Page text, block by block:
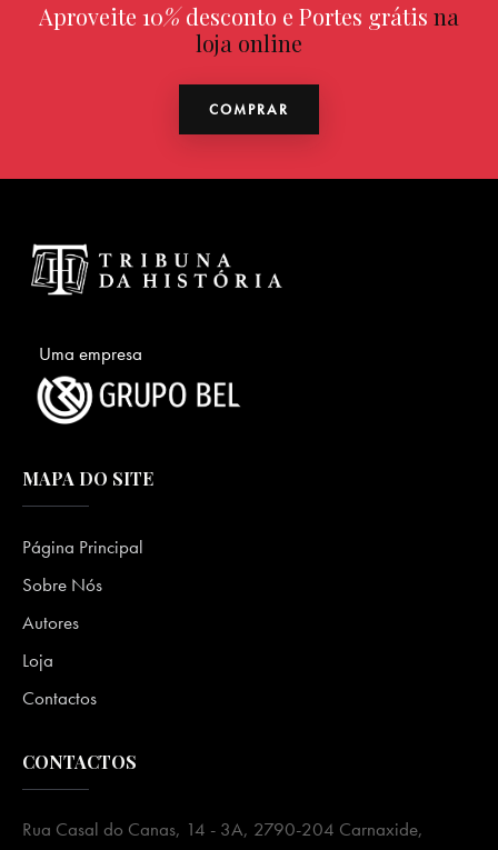
Aproveite 10%desconto e Portes grátis na
loja online
COMPRAR
Uma empresa
MAPA DO SITE
Página Principal
Sobre Nós
Autores
Loja
Contactos
CONTACTOS
Rua Casal do Canas, 14 - 3A, 2790-204 Carnaxide,